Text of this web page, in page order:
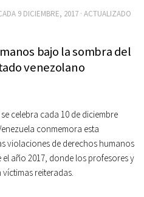
9 DICIEMBRE, 2017 · ACTUALIZADO
bajo la sombra del
venezolano
celebra cada 10 de diciembre
conmemora esta
violaciones de derechos humanos
año 2017, donde los profesores y
reiteradas.